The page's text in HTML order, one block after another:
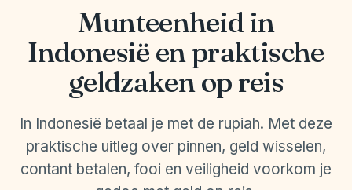
Munteenheid in
Indonesië en praktische
geldzaken op reis
In Indonesië betaal je met de rupiah. Met deze
praktische uitleg over pinnen, geld wisselen,
contant betalen, fooi en veiligheid voorkom je